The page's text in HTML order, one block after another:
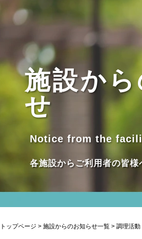
施設か
せ
Notice from the
各施設からご利用者の皆
トップページ > 施設からのお知らせ一覧 > 調理活動